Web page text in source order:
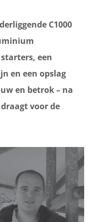
C1000
een
en een opslag
en betrok – na
voor de